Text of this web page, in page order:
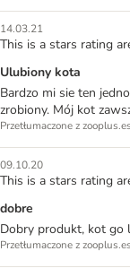
14.03.21
This is a stars rating
Ulubiony kota
Bardzo mi sie ten
zrobiony. Mój kot
Przetłumaczone z
09.10.20
This is a stars rating
dobre
Dobry produkt, kot go
Przetłumaczone z